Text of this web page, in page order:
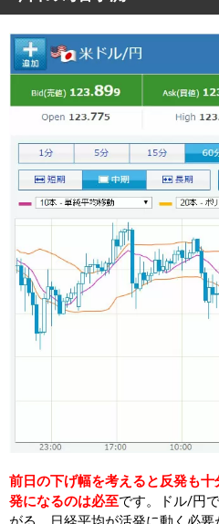
前日の下げ幅を考えると反発も
発になるのは必至です。ドル/円